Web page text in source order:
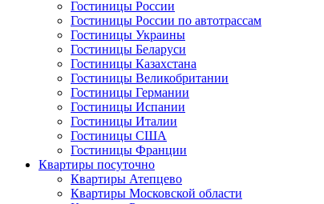
Гостиницы России
Гостиницы России по автотрассам
Гостиницы Украины
Гостиницы Беларуси
Гостиницы Казахстана
Гостиницы Великобритании
Гостиницы Германии
Гостиницы Испании
Гостиницы Италии
Гостиницы США
Гостиницы Франции
Квартиры посуточно
Квартиры Атепцево
Квартиры Московской области